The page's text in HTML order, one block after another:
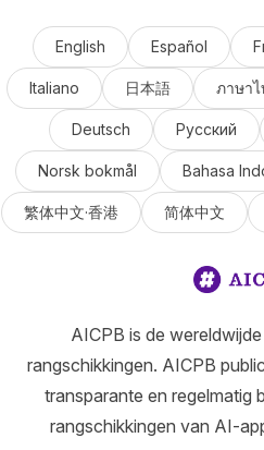
English Español
Italiano 日本語 ภาษาไ
Deutsch Русский
Norsk bokmål Bahasa
繁体中文·香港 简体中文
AICPB is de
rangschikkingen. AICPB
transparante en regelmatig
rangschikkingen van AI-